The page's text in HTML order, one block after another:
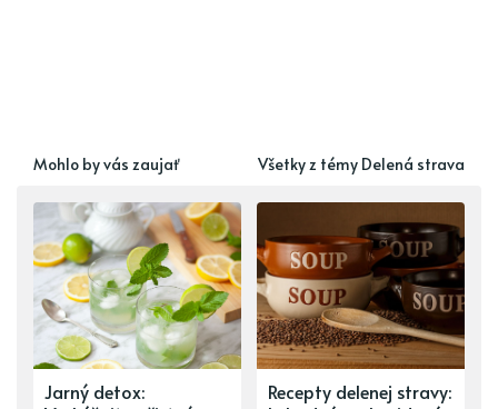
Mohlo by vás zaujať Všetky z témy Delená strava
Jarný detox:
Recepty delenej stravy: